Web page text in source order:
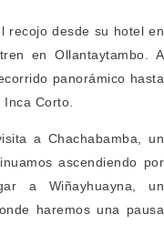
recojo desde su hotel en
en Ollantaytambo. A
panorámico hasta
Corto.
a Chachabamba, un
ascendiendo por
a Wiñayhuayna, un
haremos una pausa